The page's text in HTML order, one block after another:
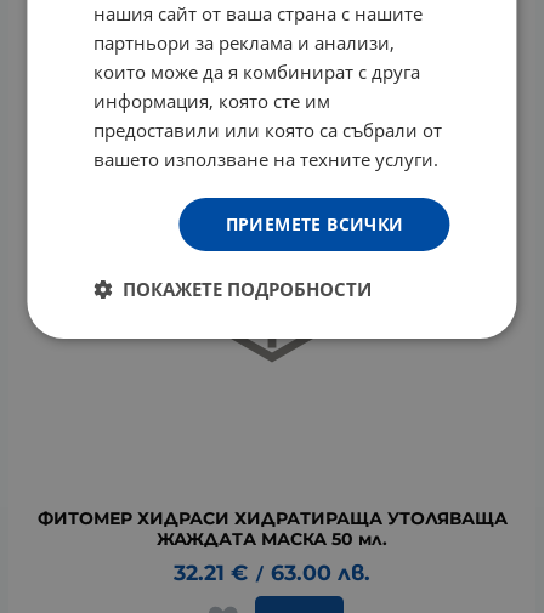
ФИТОМЕР ХИДРАСИ ХИДРАТИРАЩА УТОЛЯВАЩА
ЖАЖДАТА МАСКА 50 мл.
32.21 € / 63.00 лв.
нашия сайт от ваша страна с нашите
партньори за реклама и анализи,
които може да я комбинират с друга
информация, която сте им
предоставили или която са събрали от
вашето използване на техните услуги.
ПРИЕМЕТЕ ВСИЧКИ
ПОКАЖЕТЕ ПОДРОБНОСТИ